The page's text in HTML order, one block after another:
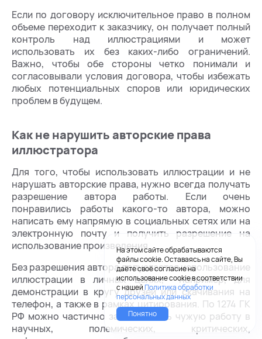
Если по договору исключительное право в полном
объеме переходит к заказчику, он получает полный
контроль над иллюстрациями и может
использовать их без каких-либо ограничений.
Важно, чтобы обе стороны четко понимали и
согласовывали условия договора, чтобы избежать
любых потенциальных споров или юридических
проблем в будущем.
Как не нарушить авторские права
иллюстратора
Для того, чтобы использовать иллюстрации и не
нарушать авторские права, нужно всегда получать
разрешение автора работы. Если очень
понравились работы какого-то автора, можно
написать ему напрямую в социальных сетях или на
электронную почту и получить разрешение на
использование произведения.
Без разрешения автора допускается использование
иллюстрации в личных целях, например, для
демонстрации в кругу друзей или скачивания на
телефон, а также в рамках цитирования. По 1274 ГК
РФ можно частично заимствовать чужую работу в
научных, полемических, критических,
На этом сайте обрабатываются
файлы cookie. Оставаясь на сайте, Вы
даёте своё согласие на
использование cookie в соответствии
с нашейПолитика обработки
персональных данных
Понятно